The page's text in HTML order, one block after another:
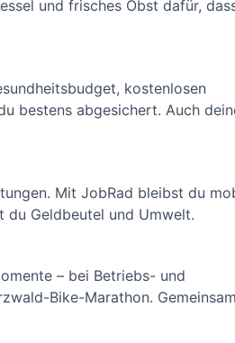
und frisches Obst dafür,
kostenlosen
bestens abgesichert. Auch
Mit JobRad bleibst du
du Geldbeutel und Umwelt.
– bei Betriebs- und
Bike-Marathon. Gemeinsam